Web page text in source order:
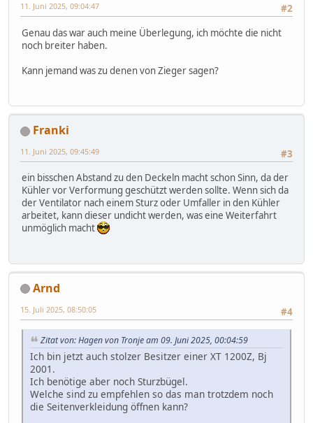
#2
11. Juni 2025, 09:04:47
Genau das war auch meine Überlegung, ich möchte die nicht
noch breiter haben.
Kann jemand was zu denen von Zieger sagen?
Franki
#3
11. Juni 2025, 09:45:49
ein bisschen Abstand zu den Deckeln macht schon Sinn, da der
Kühler vor Verformung geschützt werden sollte. Wenn sich da
der Ventilator nach einem Sturz oder Umfaller in den Kühler
arbeitet, kann dieser undicht werden, was eine Weiterfahrt
unmöglich macht
Arnd
#4
15. Juli 2025, 08:50:05
Zitat von: Hagen von Tronje am 09. Juni 2025, 00:04:59
Ich bin jetzt auch stolzer Besitzer einer XT 1200Z, Bj
2001.
Ich benötige aber noch Sturzbügel.
Welche sind zu empfehlen so das man trotzdem noch
die Seitenverkleidung öffnen kann?